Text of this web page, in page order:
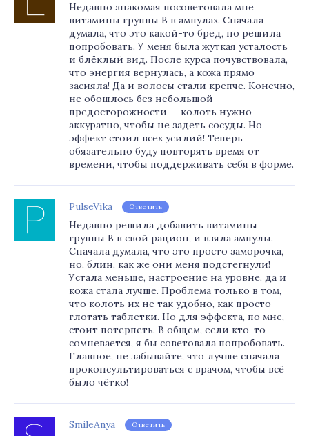
Недавно знакомая посоветовала мне
витамины группы В в ампулах. Сначала
думала, что это какой-то бред, но решила
попробовать. У меня была жуткая усталость
и блёклый вид. После курса почувствовала,
что энергия вернулась, а кожа прямо
засияла! Да и волосы стали крепче. Конечно,
не обошлось без небольшой
предосторожности — колоть нужно
аккуратно, чтобы не задеть сосуды. Но
эффект стоил всех усилий! Теперь
обязательно буду повторять время от
времени, чтобы поддерживать себя в форме.
PulseVika Ответить
Недавно решила добавить витамины
группы В в свой рацион, и взяла ампулы.
Сначала думала, что это просто заморочка,
но, блин, как же они меня подстегнули!
Устала меньше, настроение на уровне, да и
кожа стала лучше. Проблема только в том,
что колоть их не так удобно, как просто
глотать таблетки. Но для эффекта, по мне,
стоит потерпеть. В общем, если кто-то
сомневается, я бы советовала попробовать.
Главное, не забывайте, что лучше сначала
проконсультироваться с врачом, чтобы всё
было чётко!
SmileAnya Ответить